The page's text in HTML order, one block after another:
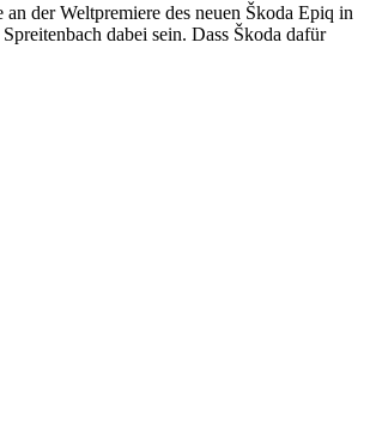
der Weltpremiere des neuen Škoda Epiq in
dabei sein. Dass Škoda dafür